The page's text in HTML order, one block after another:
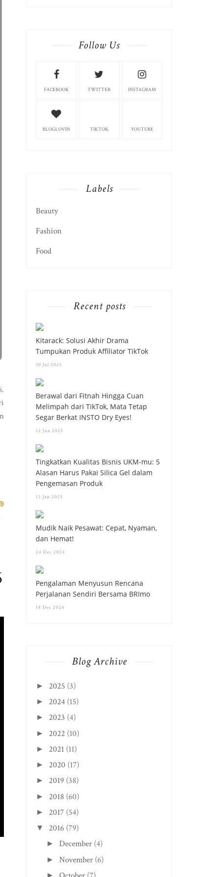
Follow Us
FACEBOOK TWITTER INSTAGRAM
BLOGLOVIN TIKTOK YOUTUBE
Labels
Beauty
Fashion
Food
Recent posts
Kitarack: Solusi Akhir Drama
Tumpukan Produk Affiliator TikTok
30 Jul 2025
Berawal dari Fitnah Hingga Cuan
Melimpah dari TikTok, Mata Tetap
Segar Berkat INSTO Dry Eyes!
12 Jun 2025
Tingkatkan Kualitas Bisnis UKM-mu: 5
Alasan Harus Pakai Silica Gel dalam
Pengemasan Produk
15 Jan 2025
Mudik Naik Pesawat: Cepat, Nyaman,
dan Hemat!
24 Dec 2024
Pengalaman Menyusun Rencana
Perjalanan Sendiri Bersama BRImo
18 Dec 2024
Blog Archive
► 2025 (3)
► 2024 (15)
► 2023 (4)
► 2022 (10)
► 2021 (11)
► 2020 (17)
► 2019 (38)
► 2018 (60)
► 2017 (54)
▼ 2016 (79)
► December (4)
► November (6)